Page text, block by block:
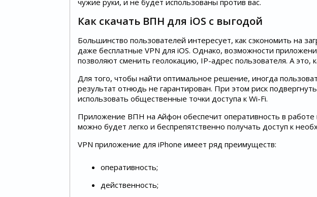
чужие руки, и не будет использованы против вас.
Как скачать ВПН для iOS с выгодой
Большинство пользователей интересует, как сэкономить на
даже бесплатные VPN для iOS. Однако, возможности
позволяют сменить геолокацию, IP-адрес пользователя. А
Для того, чтобы найти оптимальное решение, иногда
результат отнюдь не гарантирован. При этом риск
использовать общественные точки доступа к Wi-Fi.
Приложение ВПН на Айфон обеспечит оперативность в
можно будет легко и беспрепятственно получать доступ к
VPN приложение для iPhone имеет ряд преимуществ:
оперативность;
действенность;